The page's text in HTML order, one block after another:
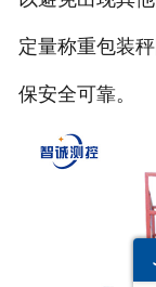
定量称重包装
保安全可靠。